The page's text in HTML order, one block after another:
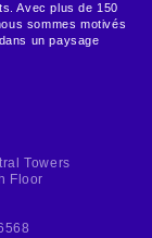
Towers
Floor
Avec plus de 150
sommes motivés
un paysage